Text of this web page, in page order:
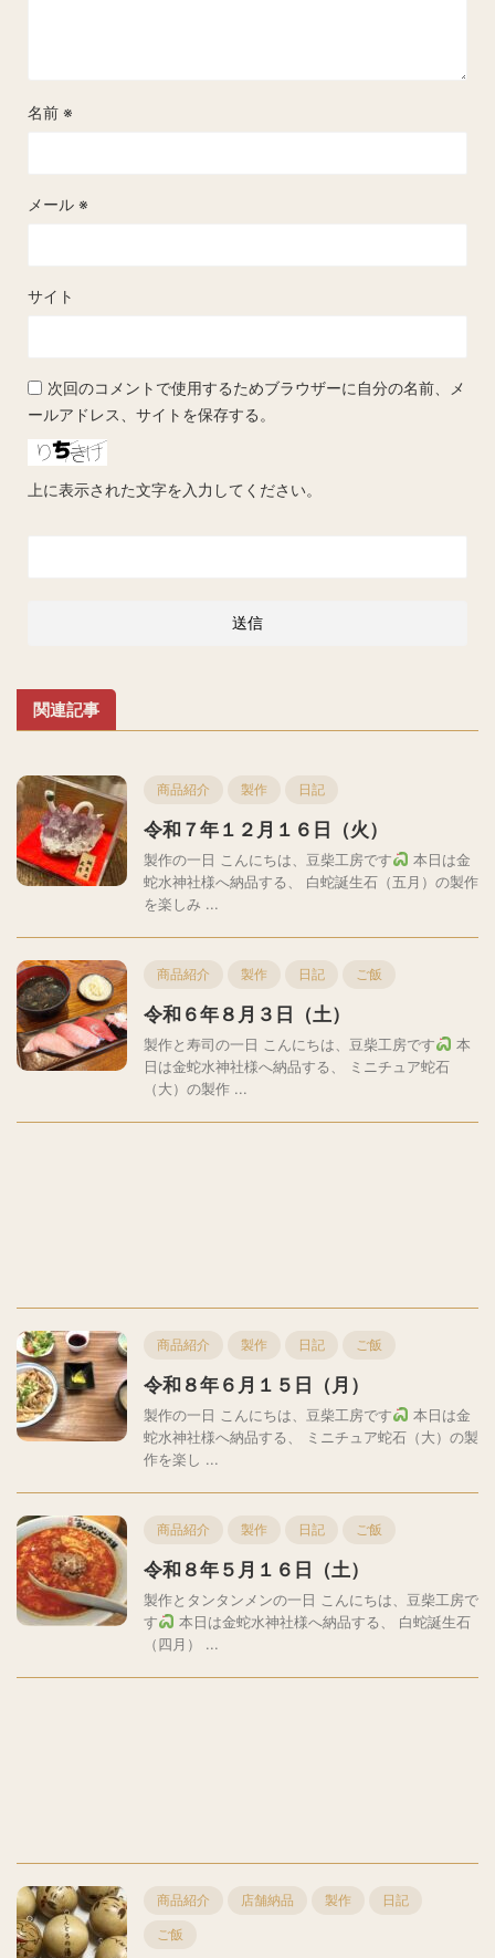
名前 ※
メール ※
サイト
次回のコメントで使用するためブラウザーに自分の名前、メ
ールアドレス、サイトを保存する。
上に表示された文字を入力してください。
関連記事
商品紹介 製作 日記
令和７年１２月１６日（火）
製作の一日 こんにちは、豆柴工房です
本日は金
蛇水神社様へ納品する、 白蛇誕生石（五月）の製作
を楽しみ ...
商品紹介 製作 日記 ご飯
令和６年８月３日（土）
製作と寿司の一日 こんにちは、豆柴工房です
本
日は金蛇水神社様へ納品する、 ミニチュア蛇石
（大）の製作 ...
商品紹介 製作 日記 ご飯
令和８年６月１５日（月）
製作の一日 こんにちは、豆柴工房です
本日は金
蛇水神社様へ納品する、 ミニチュア蛇石（大）の製
作を楽し ...
商品紹介 製作 日記 ご飯
令和８年５月１６日（土）
製作とタンタンメンの一日 こんにちは、豆柴工房で
す
本日は金蛇水神社様へ納品する、 白蛇誕生石
（四月） ...
商品紹介 店舗納品 製作 日記
ご飯